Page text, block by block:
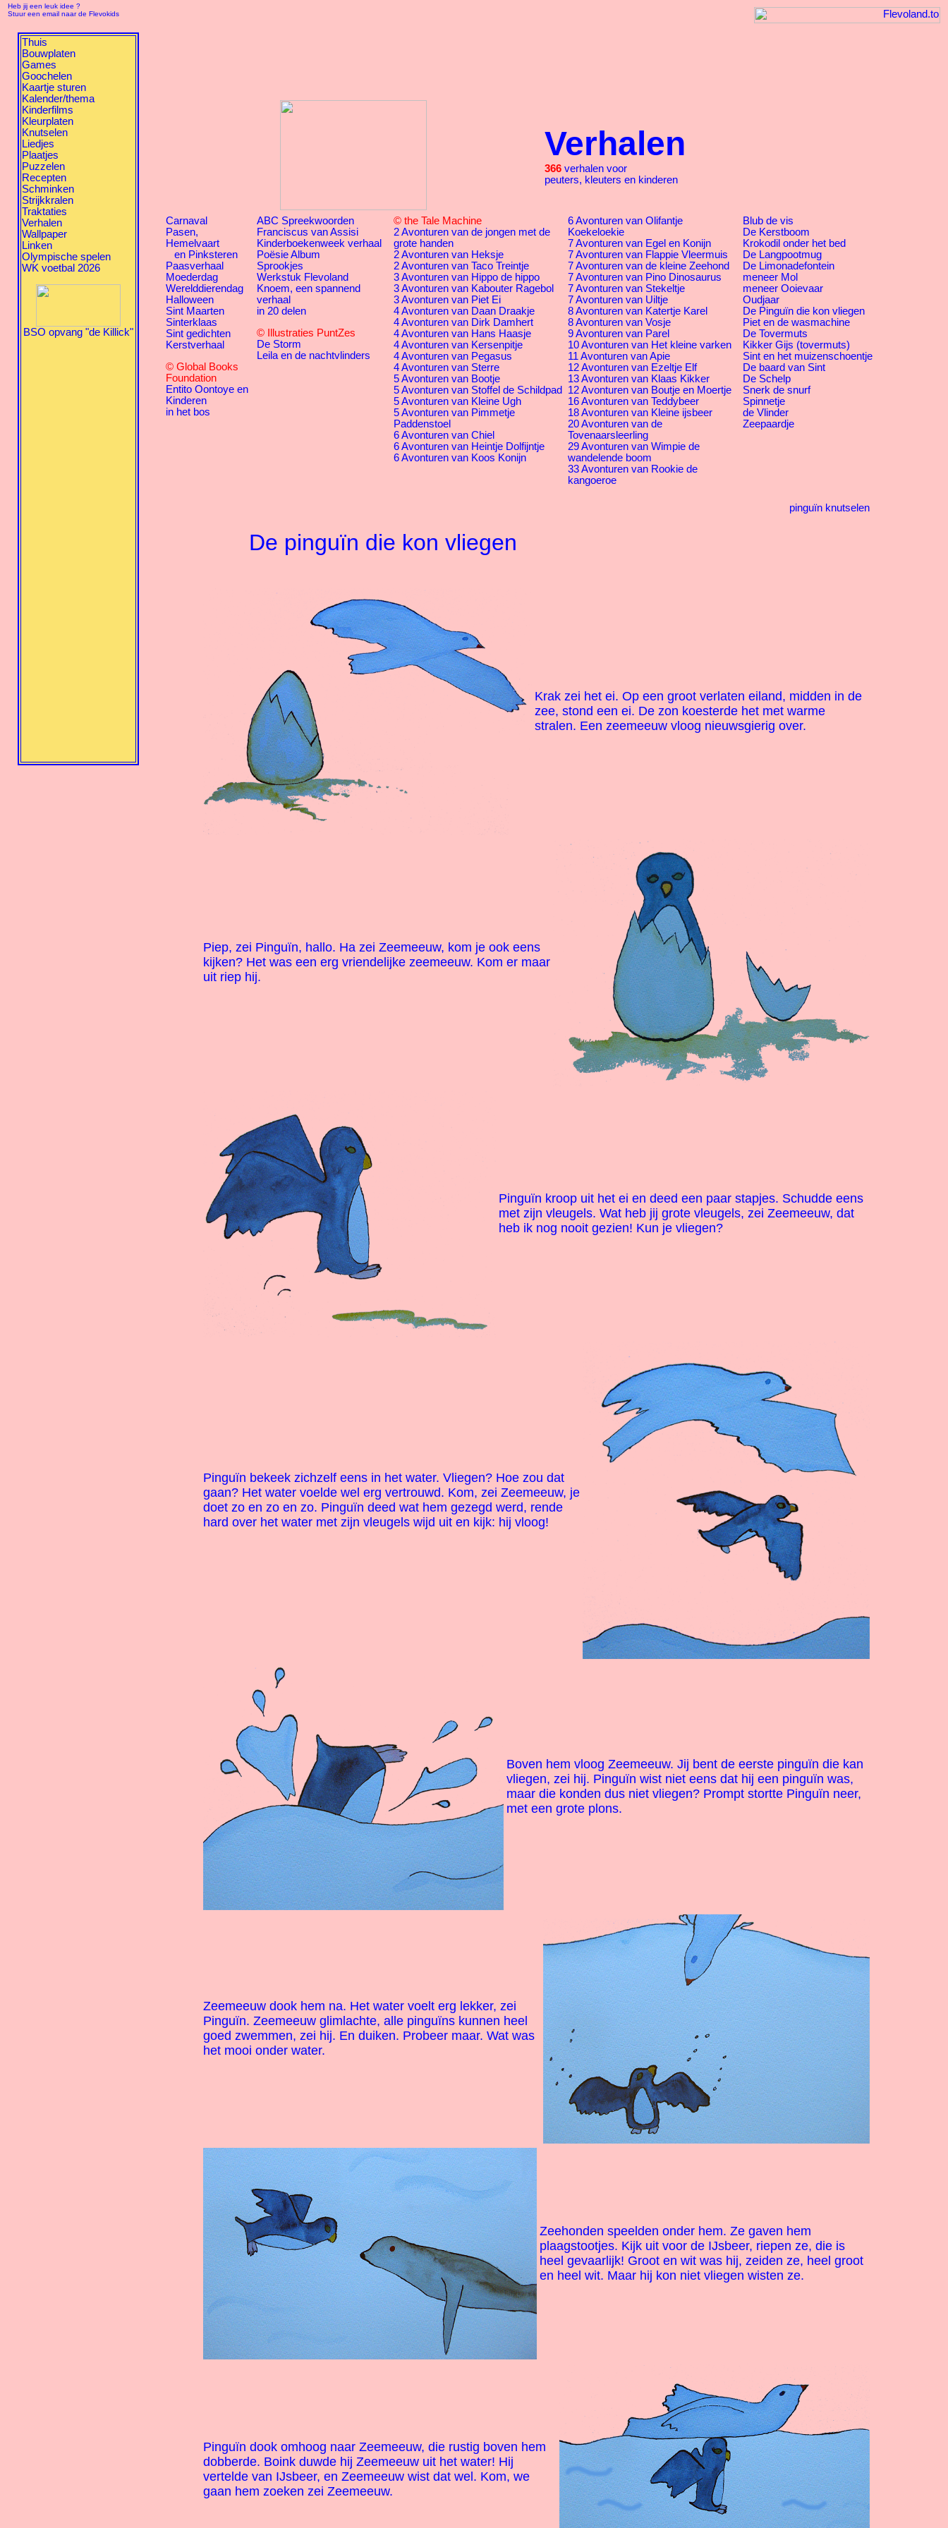
Heb jij een leuk idee ?
Stuur een email naar de Flevokids
Thuis
Bouwplaten
Games
Goochelen
Kaartje sturen
Kalender/thema
Kinderfilms
Kleurplaten
Knutselen
Liedjes
Plaatjes
Puzzelen
Recepten
Schminken
Strijkkralen
Traktaties
Verhalen
Wallpaper
Linken
Olympische spelen
WK voetbal 2026
BSO opvang "de Killick"
Verhalen
366 verhalen voor
peuters, kleuters en kinderen
Carnaval
Pasen,
Hemelvaart
en Pinksteren
Paasverhaal
Moederdag
Werelddierendag
Halloween
Sint Maarten
Sinterklaas
Sint gedichten
Kerstverhaal
© Global Books
Foundation
Entito Oontoye en
Kinderen
in het bos
ABC Spreekwoorden
Franciscus van Assisi
Kinderboekenweek verhaal
Poësie Album
Sprookjes
Werkstuk Flevoland
Knoem, een spannend
verhaal
in 20 delen
© Illustraties PuntZes
De Storm
Leila en de nachtvlinders
© the Tale Machine
2 Avonturen van de jongen met de
grote handen
2 Avonturen van Heksje
2 Avonturen van Taco Treintje
3 Avonturen van Hippo de hippo
3 Avonturen van Kabouter Ragebol
3 Avonturen van Piet Ei
4 Avonturen van Daan Draakje
4 Avonturen van Dirk Damhert
4 Avonturen van Hans Haasje
4 Avonturen van Kersenpitje
4 Avonturen van Pegasus
4 Avonturen van Sterre
5 Avonturen van Bootje
5 Avonturen van Stoffel de Schildpad
5 Avonturen van Kleine Ugh
5 Avonturen van Pimmetje
Paddenstoel
6 Avonturen van Chiel
6 Avonturen van Heintje Dolfijntje
6 Avonturen van Koos Konijn
6 Avonturen van Olifantje
Koekeloekie
7 Avonturen van Egel en Konijn
7 Avonturen van Flappie Vleermuis
7 Avonturen van de kleine Zeehond
7 Avonturen van Pino Dinosaurus
7 Avonturen van Stekeltje
7 Avonturen van Uiltje
8 Avonturen van Katertje Karel
8 Avonturen van Vosje
9 Avonturen van Parel
10 Avonturen van Het kleine varken
11 Avonturen van Apie
12 Avonturen van Ezeltje Elf
13 Avonturen van Klaas Kikker
12 Avonturen van Boutje en Moertje
16 Avonturen van Teddybeer
18 Avonturen van Kleine ijsbeer
20 Avonturen van de
Tovenaarsleerling
29 Avonturen van Wimpie de
wandelende boom
33 Avonturen van Rookie de
kangoeroe
Blub de vis
De Kerstboom
Krokodil onder het bed
De Langpootmug
De Limonadefontein
meneer Mol
meneer Ooievaar
Oudjaar
De Pinguïn die kon vliegen
Piet en de wasmachine
De Tovermuts
Kikker Gijs (tovermuts)
Sint en het muizenschoentje
De baard van Sint
De Schelp
Snerk de snurf
Spinnetje
de Vlinder
Zeepaardje
De pinguïn die kon vliegen
pinguïn knutselen
Krak zei het ei. Op een groot verlaten eiland, midden in de
zee, stond een ei. De zon koesterde het met warme
stralen. Een zeemeeuw vloog nieuwsgierig over.
Piep, zei Pinguïn, hallo. Ha zei Zeemeeuw, kom je ook eens
kijken? Het was een erg vriendelijke zeemeeuw. Kom er maar
uit riep hij.
Pinguïn kroop uit het ei en deed een paar stapjes. Schudde eens
met zijn vleugels. Wat heb jij grote vleugels, zei Zeemeeuw, dat
heb ik nog nooit gezien! Kun je vliegen?
Pinguïn bekeek zichzelf eens in het water. Vliegen? Hoe zou dat
gaan? Het water voelde wel erg vertrouwd. Kom, zei Zeemeeuw, je
doet zo en zo en zo. Pinguïn deed wat hem gezegd werd, rende
hard over het water met zijn vleugels wijd uit en kijk: hij vloog!
Boven hem vloog Zeemeeuw. Jij bent de eerste pinguïn die kan
vliegen, zei hij. Pinguïn wist niet eens dat hij een pinguïn was,
maar die konden dus niet vliegen? Prompt stortte Pinguïn neer,
met een grote plons.
Zeemeeuw dook hem na. Het water voelt erg lekker, zei
Pinguïn. Zeemeeuw glimlachte, alle pinguïns kunnen heel
goed zwemmen, zei hij. En duiken. Probeer maar. Wat was
het mooi onder water.
Zeehonden speelden onder hem. Ze gaven hem
plaagstootjes. Kijk uit voor de IJsbeer, riepen ze, die is
heel gevaarlijk! Groot en wit was hij, zeiden ze, heel groot
en heel wit. Maar hij kon niet vliegen wisten ze.
Pinguïn dook omhoog naar Zeemeeuw, die rustig boven hem
dobberde. Boink duwde hij Zeemeeuw uit het water! Hij
vertelde van IJsbeer, en Zeemeeuw wist dat wel. Kom, we
gaan hem zoeken zei Zeemeeuw.